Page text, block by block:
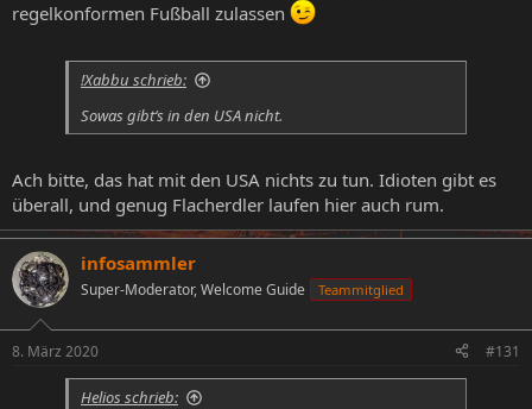
regelkonformen Fußball zulassen
!Xabbu schrieb:
Sowas gibt‘s in den USA nicht.
Ach bitte, das hat mit den USA nichts zu tun. Idioten gibt es
überall, und genug Flacherdler laufen hier auch rum.
infosammler
Super-Moderator, Welcome Guide Teammitglied
8. März 2020 #131
Helios schrieb: